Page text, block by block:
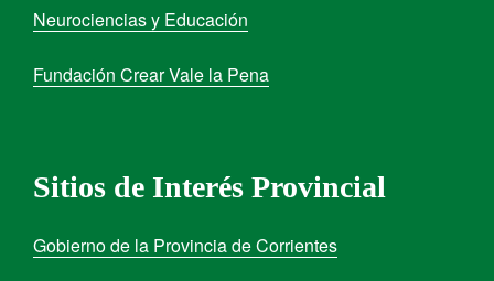
Neurociencias y Educación
Fundación Crear Vale la Pena
Sitios de Interés Provincial
Gobierno de la Provincia de Corrientes